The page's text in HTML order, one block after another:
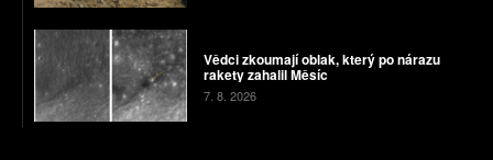
Vědci zkoumají oblak, který po nárazu
rakety zahalil Měsíc
7. 8. 2026